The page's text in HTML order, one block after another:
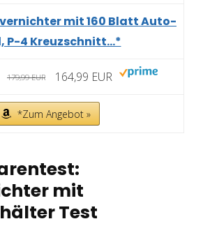
mit 160 Blatt Auto-
P-4 Kreuzschnitt...*
179,99 EUR 164,99 EUR
*Zum Angebot »
mit
Test